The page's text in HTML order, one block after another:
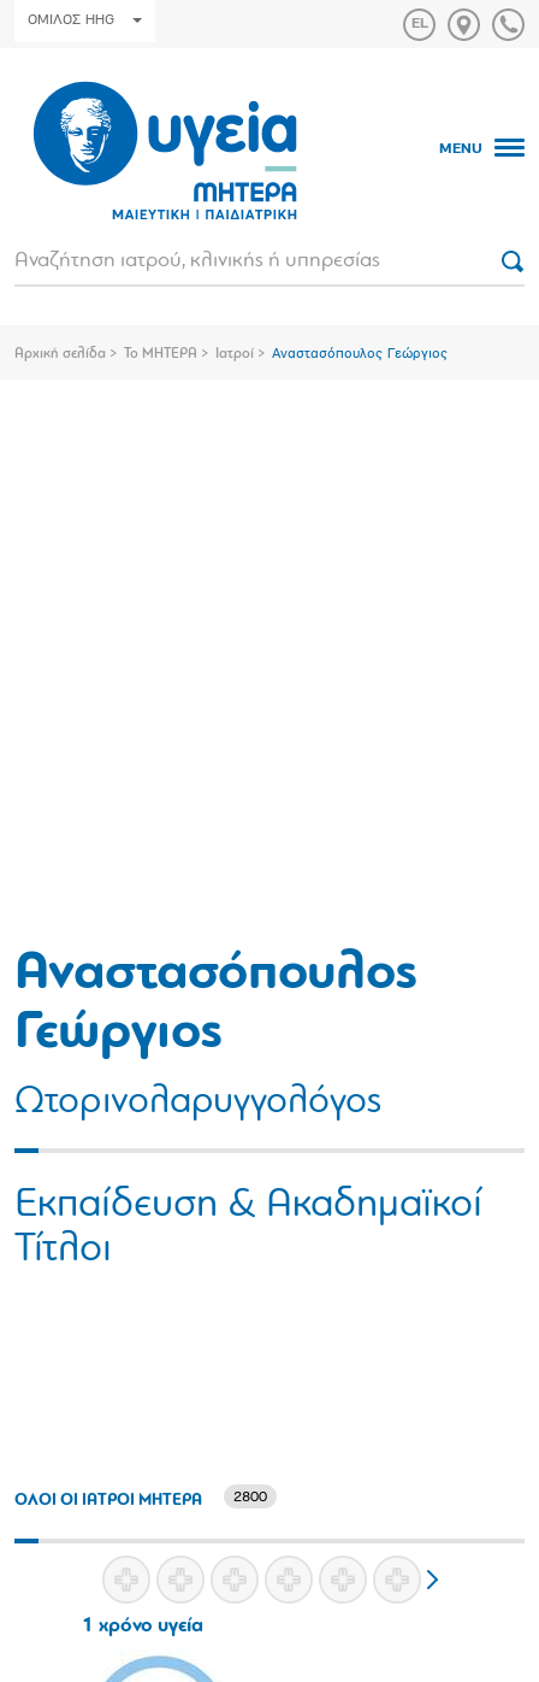
ΟΜΙΛΟΣ HHG
MENU
Αρχική σελίδα Το ΜΗΤΕΡΑ Ιατροί Αναστασόπουλος Γεώργιος
Αναστασόπουλος
Γεώργιος
Ωτορινολαρυγγολόγος
Εκπαίδευση & Ακαδημαϊκοί
Τίτλοι
ΟΛΟΙ ΟΙ ΙΑΤΡΟΙ ΜΗΤΕΡΑ 2800
1 χρόνο υγεία